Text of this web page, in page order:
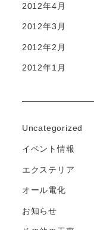
2012年4月
2012年3月
2012年2月
2012年1月
Uncategorized
イベント情報
エクステリア
オール電化
お知らせ